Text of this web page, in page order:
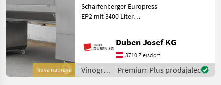
vse (8)
MARKETPLACE
Marketplace
Ponudbe
trgovcev
Mali
oglasi
Nova naprava
Scharfenberger Europress
EP2 mit 3400 Liter
Displaysteuerung mit
Touchscreen und 10-Zoll-
Monitor seitlich,
Funkfernbedienung, pneu
Duben Josef KG
3710 Ziersdorf
Vinogradništvo
/
Premium Plus prodajalec